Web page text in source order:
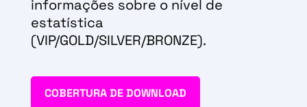
informações sobre o nível de
estatística
(VIP/GOLD/SILVER/BRONZE).
COBERTURA DE DOWNLOAD